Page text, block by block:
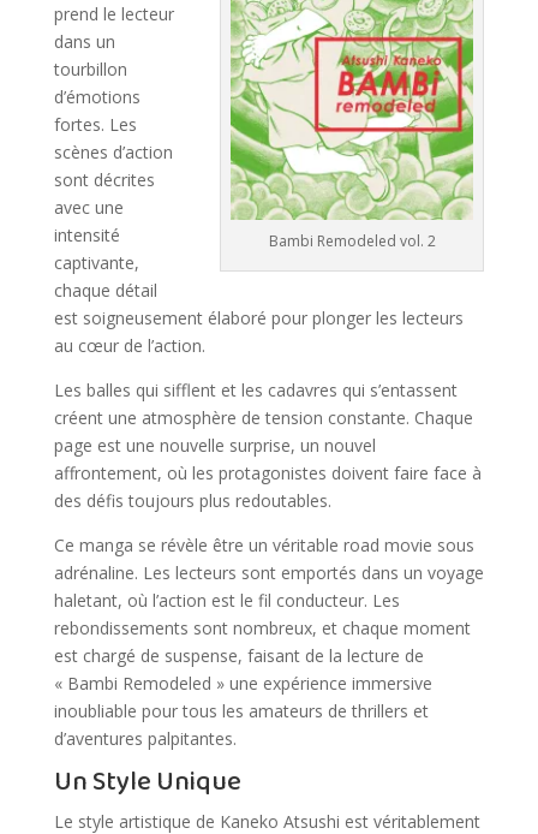
Bambi Remodeled vol. 2
prend le lecteur
dans un
tourbillon
d’émotions
fortes. Les
scènes d’action
sont décrites
avec une
intensité
captivante,
chaque détail
est soigneusement élaboré pour plonger les lecteurs
au cœur de l’action.
Les balles qui sifflent et les cadavres qui s’entassent
créent une atmosphère de tension constante. Chaque
page est une nouvelle surprise, un nouvel
affrontement, où les protagonistes doivent faire face à
des défis toujours plus redoutables.
Ce manga se révèle être un véritable road movie sous
adrénaline. Les lecteurs sont emportés dans un voyage
haletant, où l’action est le fil conducteur. Les
rebondissements sont nombreux, et chaque moment
est chargé de suspense, faisant de la lecture de
« Bambi Remodeled » une expérience immersive
inoubliable pour tous les amateurs de thrillers et
d’aventures palpitantes.
Un Style Unique
Le style artistique de Kaneko Atsushi est véritablement